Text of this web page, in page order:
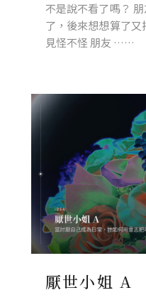
不是說不看了嗎？
了，後來想想算了
見怪不怪 朋友 ……
厭世小姐 A